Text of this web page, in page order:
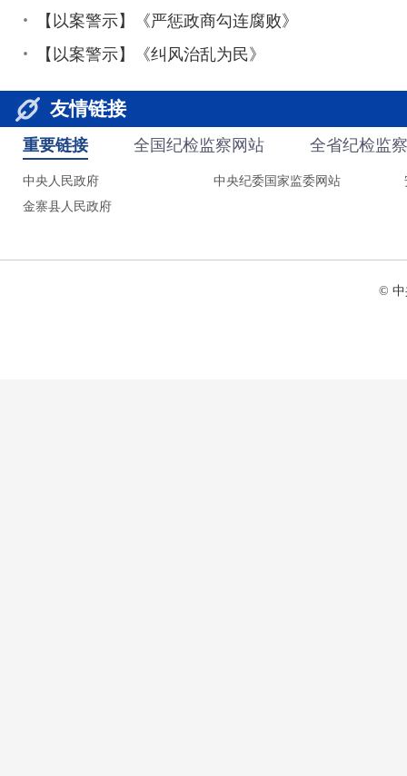
【以案警示】《严惩政商勾连腐败》
【以案警示】《纠风治乱为民》
友情链接
重要链接 全国纪检监察网站 全省纪检监
中央人民政府 中央纪委国家监委网站
金寨县人民政府
© 中